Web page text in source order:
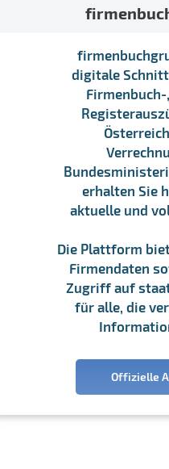
digitale
erhalten Sie
aktuelle und
Die Plattform
Firmendaten
Zugriff auf
für alle, die
Offizielle